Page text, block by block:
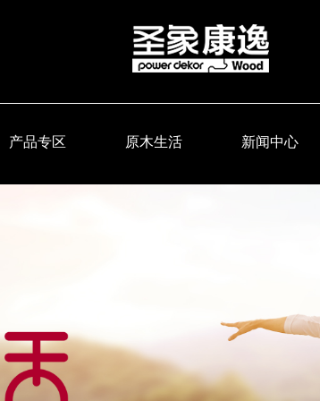
产品专区 原木生活 新闻中心